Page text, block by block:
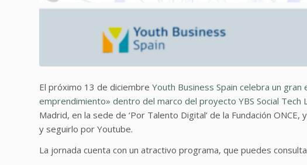
El próximo 13 de diciembre Youth Business Spain celebra un
emprendimiento» dentro del marco del proyecto YBS Social Tech
Madrid, en la sede de ‘Por Talento Digital’ de la Fundación
y seguirlo por Youtube.
La jornada cuenta con un atractivo programa, que puedes